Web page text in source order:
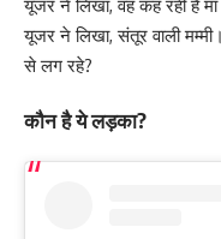
यूजर ने लिखा, वह कह रही हैं
यूजर ने लिखा, संतूर वाली
से लग रहे?
कौन है ये लड़का?